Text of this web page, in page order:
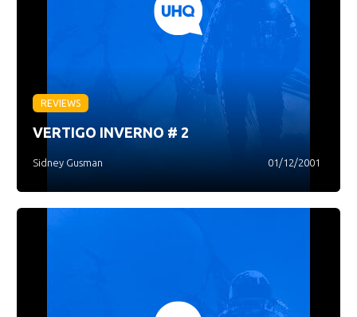
REVIEWS
VERTIGO INVERNO # 2
Sidney Gusman 01/12/2001